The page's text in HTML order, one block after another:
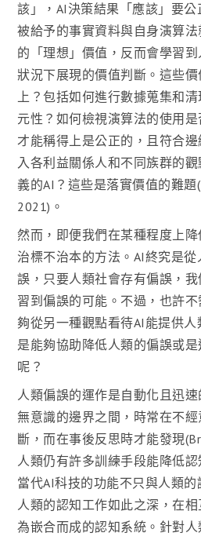
該」，AI決策結果「應該」要
被給予的事實資料與自身演算
的「理想」價值，反而會學習
狀況下展現的價值判斷。這些
上？包括如何進行數據蒐集和
元性？如何檢視演算法的使用
才能稱得上是公正的，且符合
入各利益關係人和不同族群的
義的AI？這些是落實價值的難題
2021)。
然而，即便我們在某種程度上
治標不治本的方法。AI終究是
誤，只要人類社會存有偏誤，
習到偏誤的可能。不過，也許
夠從另一種觀點看待AI能提供
是能夠協助降低人類的偏誤或
呢？
人類偏誤的運作是自動化且迅
無意識的邊界之間，時常在不
斷，而在事後反思時才能發現
人類仍有許多訓練手段能降低
當代AI科技的功能不只與人類
人類的認知工作如此之深，在
為嵌合而成的認知系統。針對